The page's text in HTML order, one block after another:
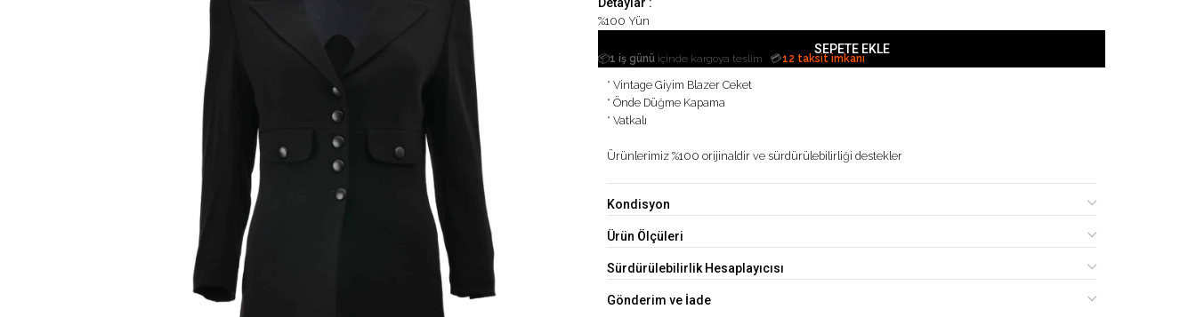
%100 Yün
SEPETE EKLE
📦1 iş günü içinde kargoya teslim 💳12 taksit imkanı
* Vintage Giyim Blazer Ceket
* Önde Düğme Kapama
* Vatkalı
Ürünlerimiz %100 orijinaldir ve sürdürülebilirliği destekler
Kondisyon
Ürün Ölçüleri
Sürdürülebilirlik Hesaplayıcısı
Gönderim ve İade